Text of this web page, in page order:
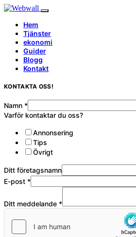
Hem
Tjänster
ekonomi
Guider
Blogg
Kontakt
KONTAKTA OSS!
Namn *
Varför kontaktar du oss?
Annonsering
Tips
Övrigt
Ditt företagsnamn
E-post *
Ditt meddelande *